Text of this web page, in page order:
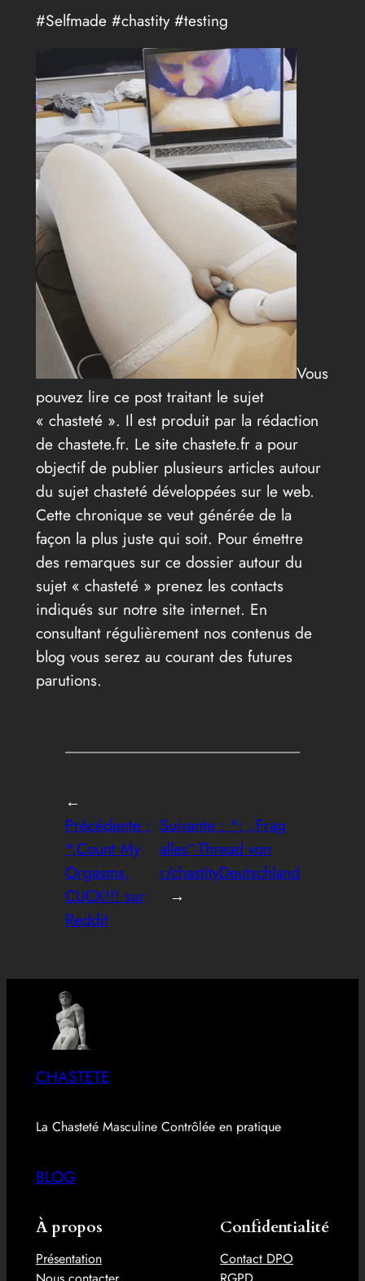
#Selfmade #chastity #testing
Vous
pouvez lire ce post traitant le sujet
« chasteté ». Il est produit par la rédaction
de chastete.fr. Le site chastete.fr a pour
objectif de publier plusieurs articles autour
du sujet chasteté développées sur le web.
Cette chronique se veut générée de la
façon la plus juste qui soit. Pour émettre
des remarques sur ce dossier autour du
sujet « chasteté » prenez les contacts
indiqués sur notre site internet. En
consultant régulièrement nos contenus de
blog vous serez au courant des futures
parutions.
←
Précédente :
*,Count My
Orgasms,
CUCK!!! sur
Reddit
Suivante : *; „Frag
alles“-Thread von
r/chastityDeutschland
→
CHASTETE
La Chasteté Masculine Contrôlée en pratique
BLOG
À propos
Présentation
Confidentialité
Contact DPO